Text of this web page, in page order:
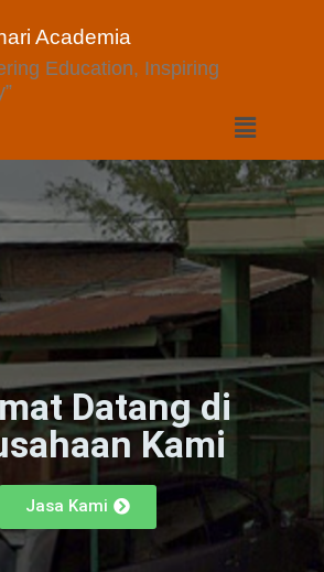
Academia
Education, Inspiring
Datang di
Kami
Jasa Kami